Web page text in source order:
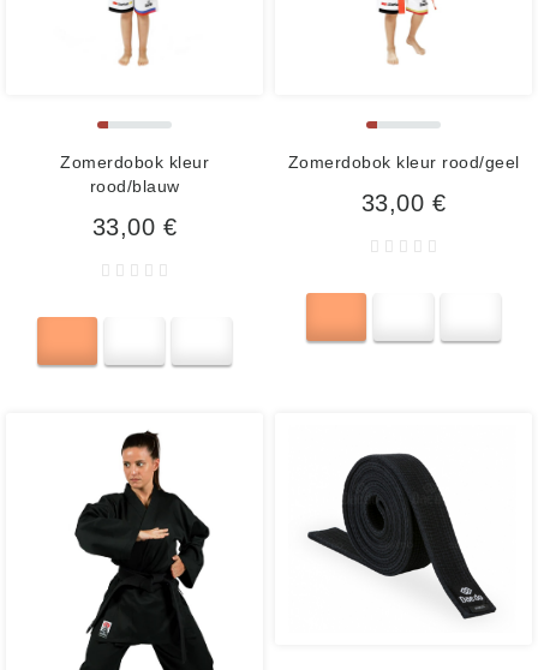
Zomerdobok kleur
rood/blauw
33,00 €
Zomerdobok kleur rood/geel
33,00 €